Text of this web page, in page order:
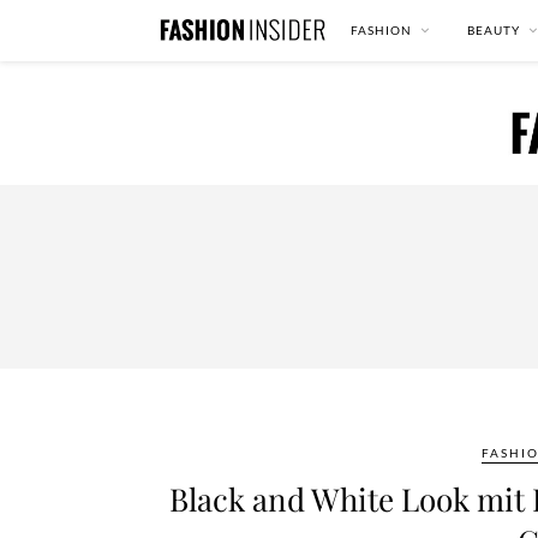
FASHION BEAUTY
Black and White Look